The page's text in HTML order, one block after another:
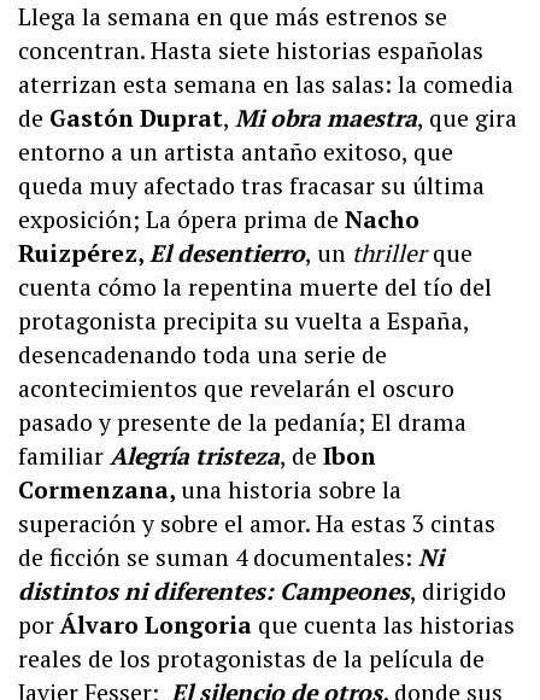
Llega la semana en que más estrenos se
concentran. Hasta siete historias españolas
aterrizan esta semana en las salas: la comedia
de Gastón Duprat, Mi obra maestra, que gira
entorno a un artista antaño exitoso, que
queda muy afectado tras fracasar su última
exposición; La ópera prima de Nacho
Ruizpérez,El desentierro, un thrillerque
cuenta cómo la repentina muerte del tío del
protagonista precipita su vuelta a España,
desencadenando toda una serie de
acontecimientos que revelarán el oscuro
pasado y presente de la pedanía; El drama
familiarAlegría tristeza, de Ibon
Cormenzana, una historia sobre la
superación y sobre el amor. Ha estas 3 cintas
de ficción se suman 4 documentales: Ni
distintos ni diferentes: Campeones, dirigido
porÁlvaro Longoria que cuenta las historias
reales de los protagonistas de la película de
Javier Fesser; El silencio de otros, donde sus